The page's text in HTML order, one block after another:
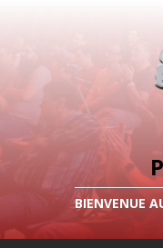
BIENVENUE